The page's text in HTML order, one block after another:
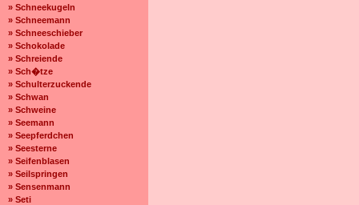
» Schneekugeln
» Schneemann
» Schneeschieber
» Schokolade
» Schreiende
» Sch�tze
» Schulterzuckende
» Schwan
» Schweine
» Seemann
» Seepferdchen
» Seesterne
» Seifenblasen
» Seilspringen
» Sensenmann
» Seti